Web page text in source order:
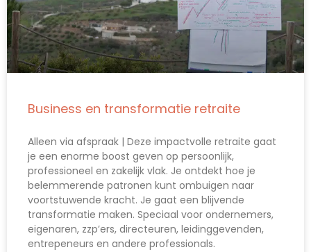
Business en transformatie retraite
Alleen via afspraak | Deze impactvolle retraite gaat
je een enorme boost geven op persoonlijk,
professioneel en zakelijk vlak. Je ontdekt hoe je
belemmerende patronen kunt ombuigen naar
voortstuwende kracht. Je gaat een blijvende
transformatie maken. Speciaal voor ondernemers,
eigenaren, zzp’ers, directeuren, leidinggevenden,
entrepeneurs en andere professionals.